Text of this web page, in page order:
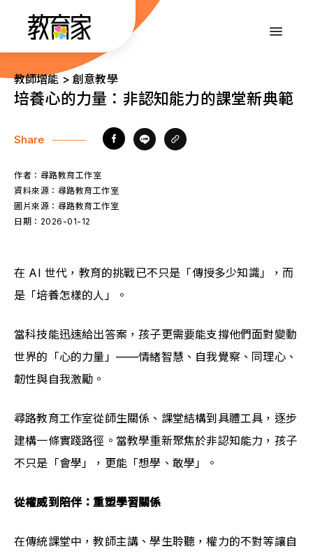
內
::: 教師增能 > 創意教學
培養心的力量：非認知能力的課堂新典範
Share
作者： 尋路教育工作室
資料來源： 尋路教育工作室
圖片來源： 尋路教育工作室
日期： 2026-01-12
在 AI 世代，教育的挑戰已不只是「傳授多少知識」，而
是「培養怎樣的人」。
當科技能迅速給出答案，孩子更需要能支撐他們面對變動
世界的「心的力量」——情緒智慧、自我覺察、同理心、
韌性與自我激勵。
尋路教育工作室從師生關係、課堂結構到具體工具，逐步
建構一條實踐路徑。當教學重新聚焦於非認知能力，孩子
不只是「會學」，更能「想學、敢學」。
從權威到陪伴：重塑學習關係
在傳統課堂中，教師主講、學生聆聽，權力的不對等讓自